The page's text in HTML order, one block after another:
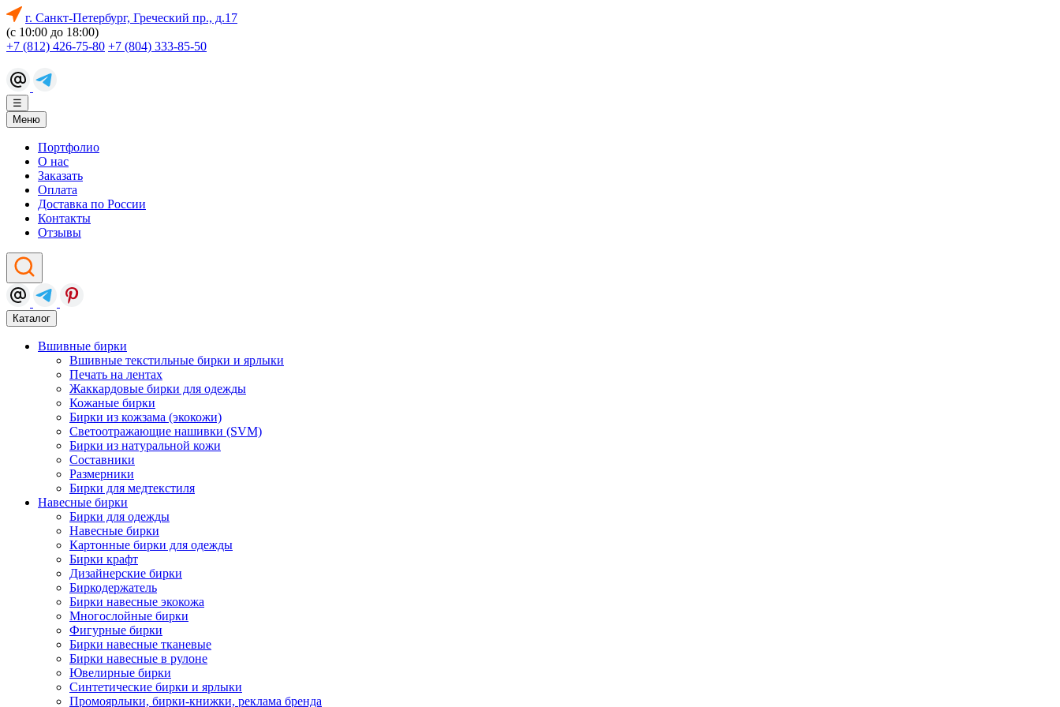
г. Санкт-Петербург, Греческий пр., д.17
(с 10:00 до 18:00)
+7 (812) 426-75-80 +7 (804) 333-85-50
☰
Меню
Портфолио
О нас
Заказать
Оплата
Доставка по России
Контакты
Отзывы
Каталог
Вшивные бирки
Вшивные текстильные бирки и ярлыки
Печать на лентах
Жаккардовые бирки для одежды
Кожаные бирки
Бирки из кожзама (экокожи)
Светоотражающие нашивки (SVM)
Бирки из натуральной кожи
Составники
Размерники
Бирки для медтекстиля
Навесные бирки
Бирки для одежды
Навесные бирки
Картонные бирки для одежды
Бирки крафт
Дизайнерские бирки
Биркодержатель
Бирки навесные экокожа
Многослойные бирки
Фигурные бирки
Бирки навесные тканевые
Бирки навесные в рулоне
Ювелирные бирки
Синтетические бирки и ярлыки
Промоярлыки, бирки-книжки, реклама бренда